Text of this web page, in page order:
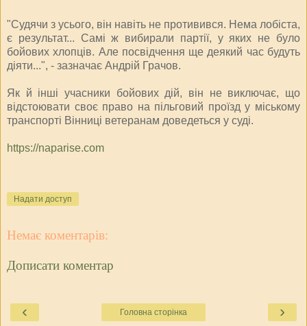
"Судячи з усього, він навіть не противився. Нема лобіста,
є результат... Самі ж вибирали партії, у яких не було
бойових хлопців. Але посвідчення ще деякий час будуть
діяти...", - зазначає Андрій Грачов.
Як й інші учасники бойових дій, він не виключає, що
відстоювати своє право на пільговий проїзд у міському
транспорті Вінниці ветеранам доведеться у суді.
https://naparise.com
Надати доступ
Немає коментарів:
Дописати коментар
‹ ›
Головна сторінка